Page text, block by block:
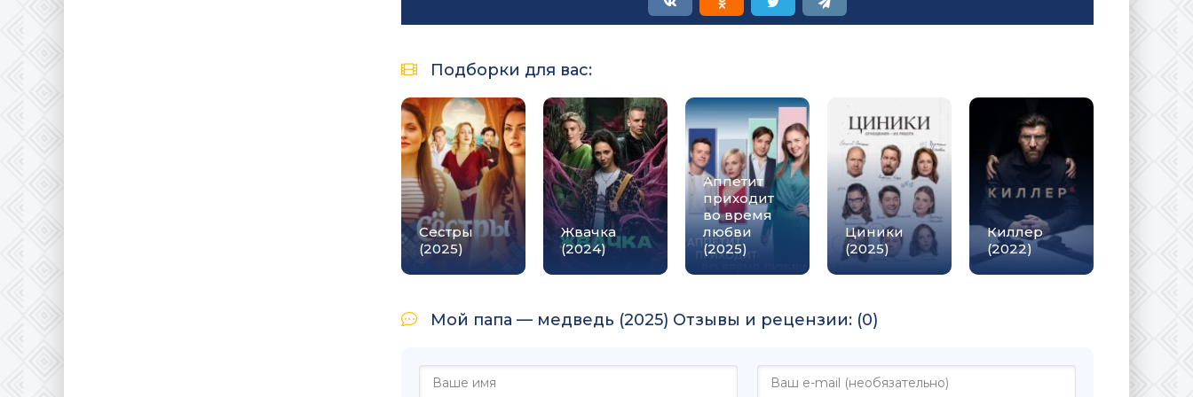
Подборки для вас:
Сестры
(2025)
Жвачка
(2024)
Аппетит
приходит
во время
любви
(2025)
Циники
(2025)
Киллер
(2022)
Мой папа — медведь (2025) Отзывы и рецензии: (0)